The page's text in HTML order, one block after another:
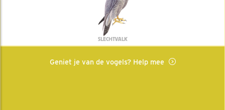
SLECHTVALK
Geniet je van de vogels? Help mee